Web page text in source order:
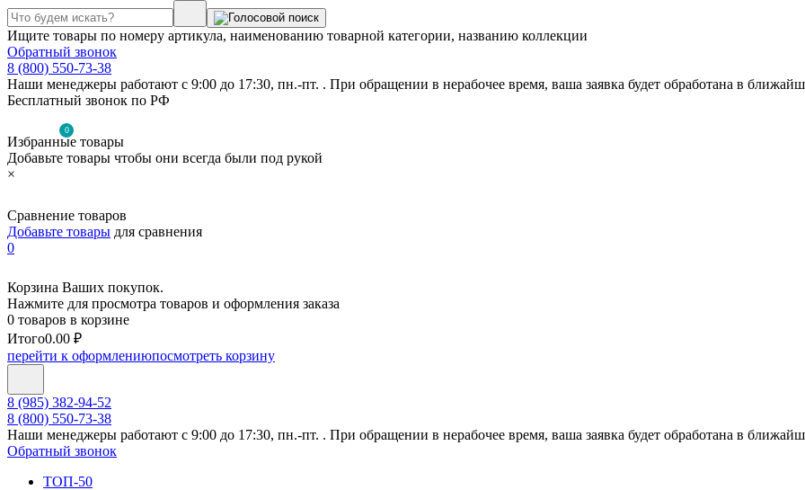
Ищите товары по номеру артикула, наименованию товарной категории, названию коллекции
Обратный звонок
8 (800) 550-73-38
Наши менеджеры работают с 9:00 до 17:30, пн.-пт. . При обращении в нерабочее время, ваша заявка будет обработана в
Бесплатный звонок по РФ
0
Избранные товары
Добавьте товары чтобы они всегда были под рукой
×
Сравнение товаров
Добавьте товары для сравнения
0
Корзина Ваших покупок.
Нажмите для просмотра товаров и оформления заказа
0 товаров в корзине
Итого0.00 ₽
перейти к оформлениюпосмотреть корзину
8 (985) 382-94-52
8 (800) 550-73-38
Наши менеджеры работают с 9:00 до 17:30, пн.-пт. . При обращении в нерабочее время, ваша заявка будет обработана в
Обратный звонок
ТОП-50